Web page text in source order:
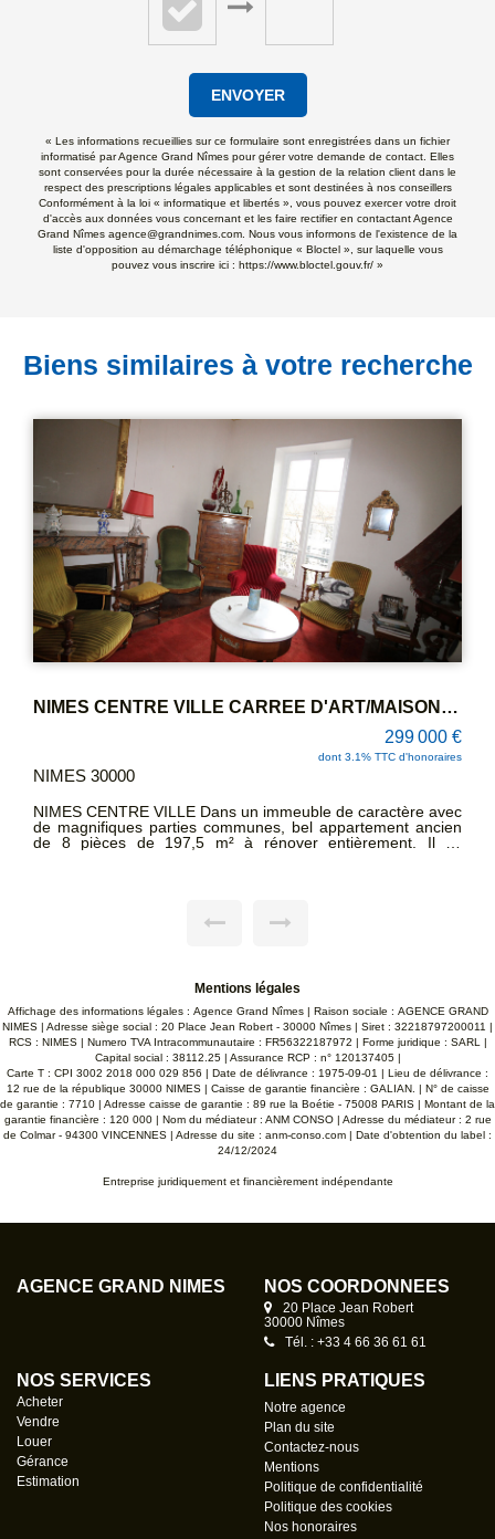
ENVOYER
« Les informations recueillies sur ce formulaire sont enregistrées dans un fichier
informatisé par Agence Grand Nîmes pour gérer votre demande de contact. Elles
sont conservées pour la durée nécessaire à la gestion de la relation client dans le
respect des prescriptions légales applicables et sont destinées à nos conseillers
Conformément à la loi « informatique et libertés », vous pouvez exercer votre droit
d'accès aux données vous concernant et les faire rectifier en contactant Agence
Grand Nîmes agence@grandnimes.com. Nous vous informons de l'existence de la
liste d'opposition au démarchage téléphonique « Bloctel », sur laquelle vous
pouvez vous inscrire ici : https://www.bloctel.gouv.fr/ »
Biens similaires à votre recherche
NIMES CENTRE VILLE CARREE D'ART/MAISON CARREE Bel appartement ancien de 8 pièces à rénover entièrement. Caves et Greniers.
dont 3.1% TTC d'honoraires
VILLE Dans un immeuble de caractère avec
parties communes, bel appartement ancien
197,5 m² à rénover entièrement. Il se
par l'appartement d'environ 50m² à
NIMES 30000
P3 d'environ
avec placard,
chambres avec
Mentions légales
Affichage des informations légales : Agence Grand Nîmes | Raison sociale : AGENCE GRAND
NIMES | Adresse siège social : 20 Place Jean Robert - 30000 Nîmes | Siret : 32218797200011 |
RCS : NIMES | Numero TVA Intracommunautaire : FR56322187972 | Forme juridique : SARL |
Capital social : 38112.25 | Assurance RCP : n° 120137405 |
Carte T : CPI 3002 2018 000 029 856 | Date de délivrance : 1975-09-01 | Lieu de délivrance :
12 rue de la république 30000 NIMES | Caisse de garantie financière : GALIAN. | N° de caisse
de garantie : 7710 | Adresse caisse de garantie : 89 rue la Boétie - 75008 PARIS | Montant de la
garantie financière : 120 000 | Nom du médiateur : ANM CONSO | Adresse du médiateur : 2 rue
de Colmar - 94300 VINCENNES | Adresse du site : anm-conso.com | Date d'obtention du label :
24/12/2024
Entreprise juridiquement et financièrement indépendante
AGENCE GRAND NÎMES NOS COORDONNÉES
20 Place Jean Robert
30000 Nîmes
Tél. : +33 4 66 36 61 61
NOS SERVICES
Acheter
Vendre
Louer
Gérance
Estimation
LIENS PRATIQUES
Notre agence
Plan du site
Contactez-nous
Mentions
Politique de confidentialité
Politique des cookies
Nos honoraires